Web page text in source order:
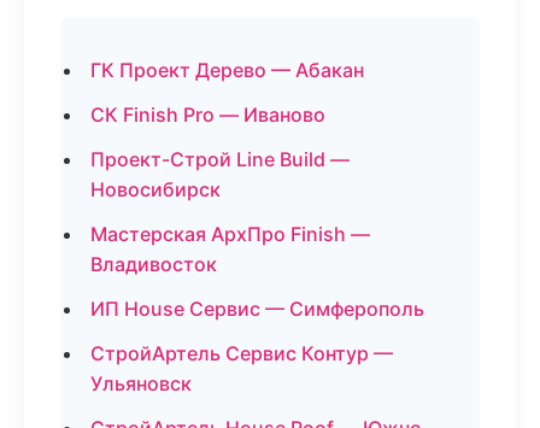
ГК Проект Дерево — Абакан
СК Finish Pro — Иваново
Проект-Строй Line Build —
Новосибирск
Мастерская АрхПро Finish —
Владивосток
ИП House Сервис — Симферополь
СтройАртель Сервис Контур —
Ульяновск